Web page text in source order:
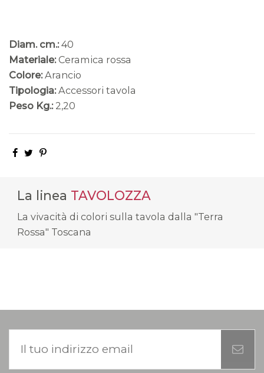
Diam. cm.: 40
Materiale: Ceramica rossa
Colore: Arancio
Tipologia: Accessori tavola
Peso Kg.: 2,20
La linea TAVOLOZZA
La vivacità di colori sulla tavola dalla "Terra
Rossa" Toscana